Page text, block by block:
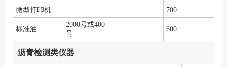
微型打印机 700
标准油
2000号或400
号
600
沥青检测类仪器